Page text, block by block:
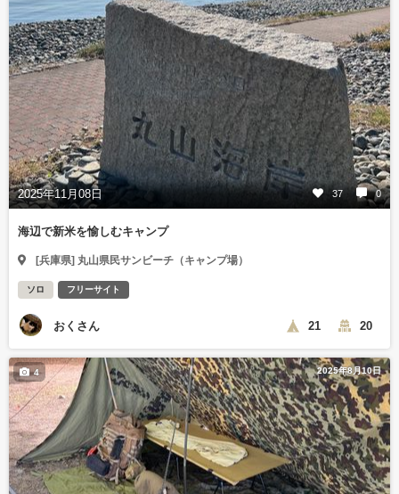
2025年11月08日 37 0
海辺で新米を愉しむキャンプ
[兵庫県] 丸山県民サンビーチ（キャンプ場）
ソロ フリーサイト
おくさん 21 20
2025年8月10日
4